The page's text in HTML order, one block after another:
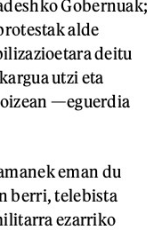
Gobernuak;
alde
deitu
utzi eta
—eguerdia
eman du
berri, telebista
ezarriko